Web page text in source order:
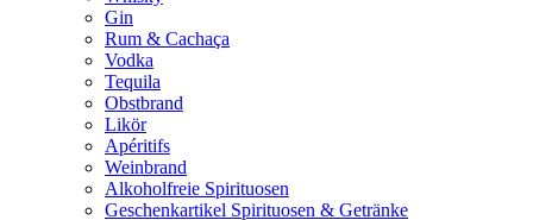
Gin
Rum & Cachaça
Vodka
Tequila
Obstbrand
Likör
Apéritifs
Weinbrand
Alkoholfreie Spirituosen
Geschenkartikel Spirituosen & Getränke